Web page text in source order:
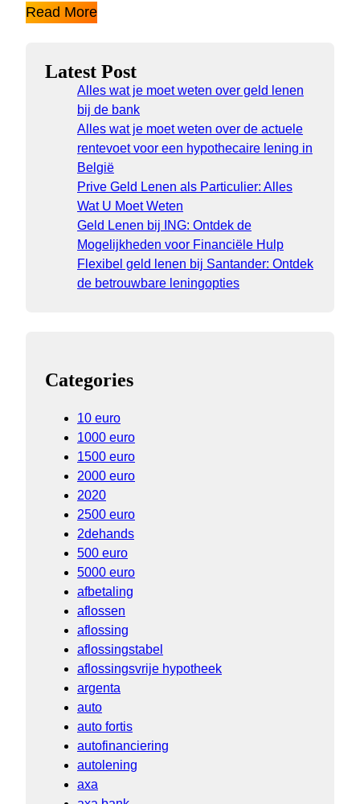
Read More
Latest Post
Alles wat je moet weten over geld lenen
bij de bank
Alles wat je moet weten over de actuele
rentevoet voor een hypothecaire lening in
België
Prive Geld Lenen als Particulier: Alles
Wat U Moet Weten
Geld Lenen bij ING: Ontdek de
Mogelijkheden voor Financiële Hulp
Flexibel geld lenen bij Santander: Ontdek
de betrouwbare leningopties
Categories
10 euro
1000 euro
1500 euro
2000 euro
2020
2500 euro
2dehands
500 euro
5000 euro
afbetaling
aflossen
aflossing
aflossingstabel
aflossingsvrije hypotheek
argenta
auto
auto fortis
autofinanciering
autolening
axa